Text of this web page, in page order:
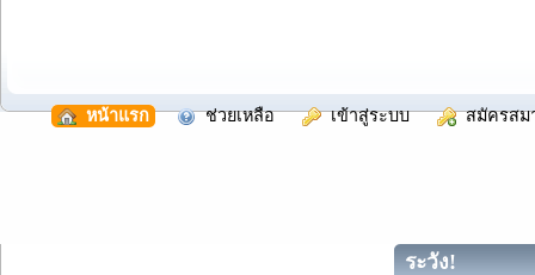
หน้าแรก ช่วยเหลือ เข้าสู่ระบบ สมัครสม
ระวัง!